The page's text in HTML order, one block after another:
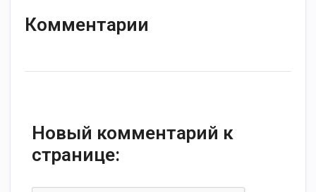
Комментарии
Новый комментарий к
странице: